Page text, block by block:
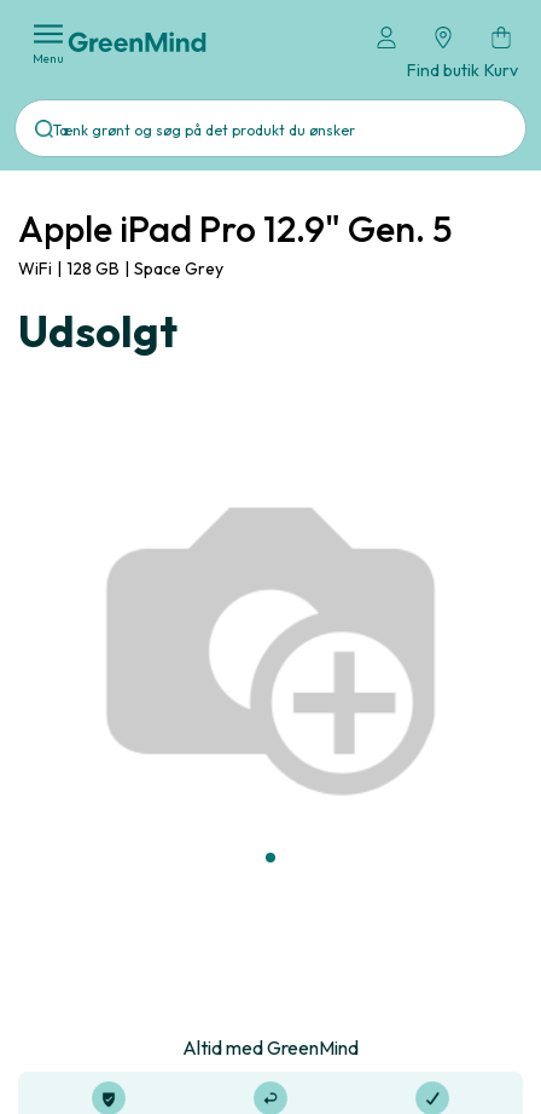
Menu
Find butik Kurv
Apple iPad Pro 12.9" Gen. 5
WiFi | 128 GB | Space Grey
Udsolgt
Altid med GreenMind